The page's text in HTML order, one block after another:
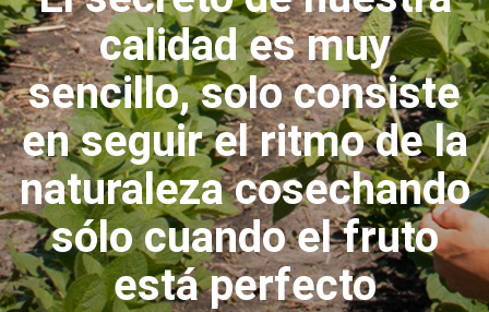
calidad es muy
sencillo, solo consiste
en seguir el ritmo de la
naturaleza cosechando
sólo cuando el fruto
está perfecto